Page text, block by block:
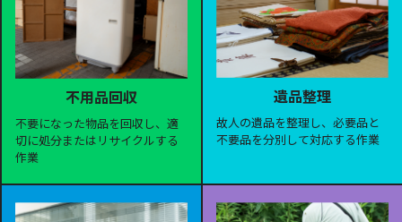
不用品回収
不要になった物品を回収し、適
切に処分またはリサイクルする
作業
遺品整理
故人の遺品を整理し、必要品と
不要品を分別して対応する作業